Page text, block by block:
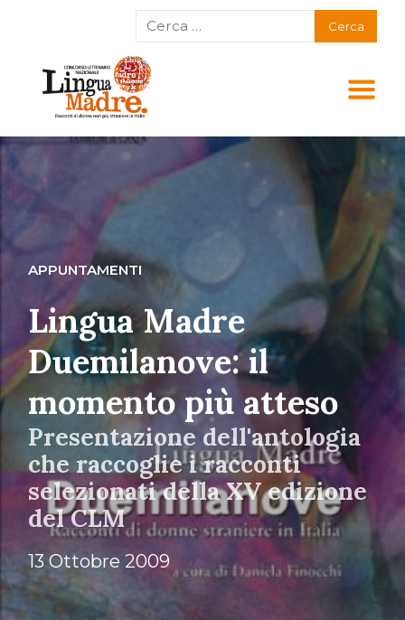
APPUNTAMENTI
Lingua Madre
Duemilanove: il
momento più atteso
Presentazione dell'antologia
che raccoglie i racconti
selezionati della XV edizione
del CLM
13 Ottobre 2009